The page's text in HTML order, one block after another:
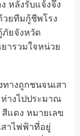
หลังรับแจ้งจึง
วยทีมกู้ชีพโรง
ภัยจังหวัด
ารวมใจหน่วย
ทางถูกชนจนเสา
ห่างไปประมาณ
แดง หมายเลข
สาไฟฟ้าที่อยู่